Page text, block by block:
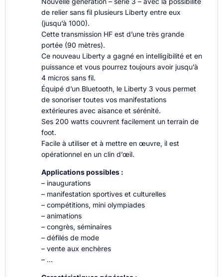
de relier sans fil plusieurs Liberty entre eux
(jusqu’à 1000).
Cette transmission HF est d’une très grande
portée (90 mètres).
Ce nouveau Liberty a gagné en intelligibilité et en
puissance et vous pourrez toujours avoir jusqu’à
4 micros sans fil.
Équipé d’un Bluetooth, le Liberty 3 vous permet
de sonoriser toutes vos manifestations
extérieures avec aisance et sérénité.
Ses 200 watts couvrent facilement un terrain de
foot.
Facile à utiliser et à mettre en œuvre, il est
opérationnel en un clin d’œil.
Applications possibles :
– inaugurations
– manifestation sportives et culturelles
– compétitions, mini olympiades
– animations
– congrès, séminaires
– défilés de mode
– vente aux enchères
– …